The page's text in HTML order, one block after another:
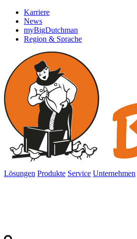
Karriere
News
myBigDutchman
Region & Sprache
Lösungen Produkte Service Unternehmen